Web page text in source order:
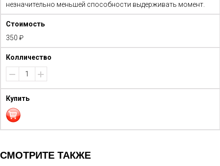
незначительно меньшей способности выдерживать момент.
350 ₽
СМОТРИТЕ ТАКЖЕ